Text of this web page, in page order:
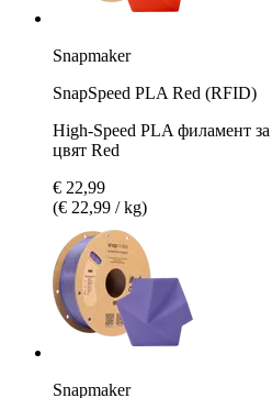
Snapmaker
SnapSpeed PLA Red (RFID)
High-Speed PLA филамент
цвят Red
€ 22,99
(€ 22,99 / kg)
Snapmaker